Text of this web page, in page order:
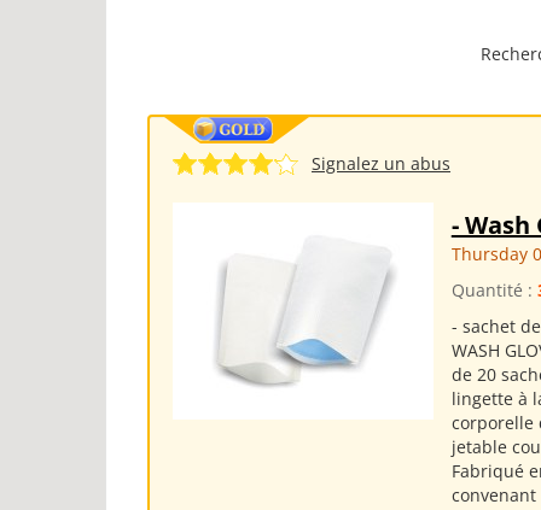
Signalez un abus
-
Thursday
Quantité :
- sachet
WASH
de 20
lingette à
corporelle
jetable
Fabriqué